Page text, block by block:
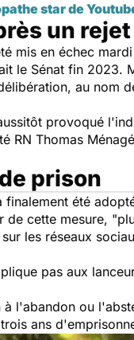
star de
un rejet
mis en échec
le Sénat fin 2023.
au nom
provoqué
RN Thomas
prison
été
de cette mesure,
les réseaux
pas aux
l'abandon ou
ans